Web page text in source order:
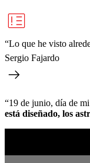
“Lo que he visto
Sergio Fajardo
“19 de junio, día de
está diseñado, los